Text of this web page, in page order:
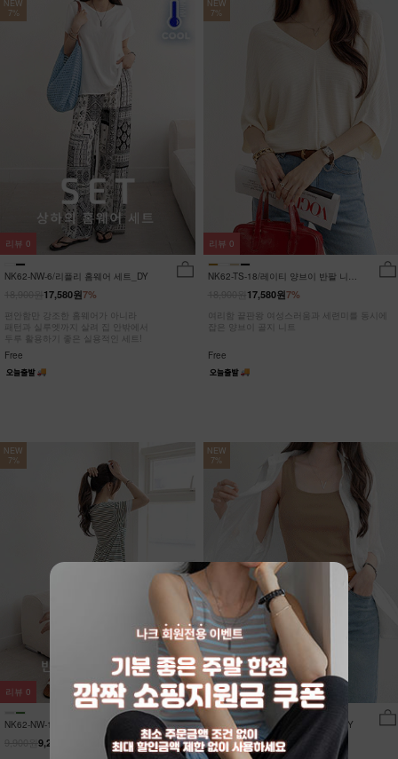
NEW
7%
NK62-NW-6/리플리 홈웨어 세트_DY
7%
17,580원
편안함만 강조한 홈웨어가 아니라
패턴과 실루엣까지 살려 집 안밖에서
두루 활용하기 좋은 실용적인 세트!
Free
리뷰 0
NEW
7%
NK62-TS-18/레이티 양브이 반팔 니트
7%
17,580원
여리함 끝판왕 여성스러움과 세련미를 동시에
잡은 양브이 골지 니트
Free
리뷰 0
NEW
7%
NK62-NW-11/유포니 반팔+반바지 홈웨
9,210원
리뷰 0
NEW
7%
NK62-TS-32/일루민 뒤트임 셔츠_DY
7%
20,370원
21,900원
리뷰15